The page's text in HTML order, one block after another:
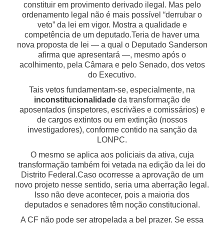
constituir em provimento derivado ilegal. Mas pelo
ordenamento legal não é mais possível “derrubar o
veto” da lei em vigor. Mostra a qualidade e
competência de um deputado.Teria de haver uma
nova proposta de lei — a qual o Deputado Sanderson
afirma que apresentará —, mesmo após o
acolhimento, pela Câmara e pelo Senado, dos vetos
do Executivo.
Tais vetos fundamentam-se, especialmente, na
inconstitucionalidadeda transformação de
aposentados (inspetores, escrivães e comissários) e
de cargos extintos ou em extinção (nossos
investigadores), conforme contido na sanção da
LONPC.
O mesmo se aplica aos policiais da ativa, cuja
transformação também foi vetada na edição da lei do
Distrito Federal.Caso ocorresse a aprovação de um
novo projeto nesse sentido, seria uma aberração legal.
Isso não deve acontecer, pois a maioria dos
deputados e senadores têm noção constitucional.
A CF não pode ser atropelada a bel prazer. Se essa